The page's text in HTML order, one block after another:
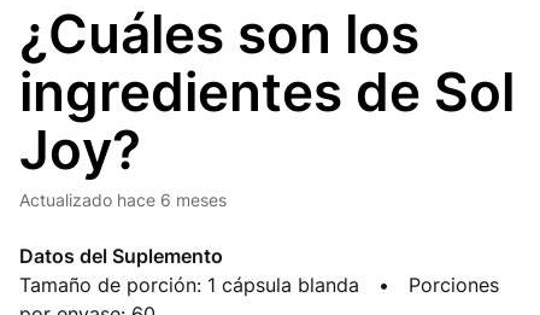
¿Cuáles son los
ingredientes de Sol
Joy?
Actualizado hace 6 meses
Datos del Suplemento
Tamaño de porción: 1 cápsula blanda • Porciones